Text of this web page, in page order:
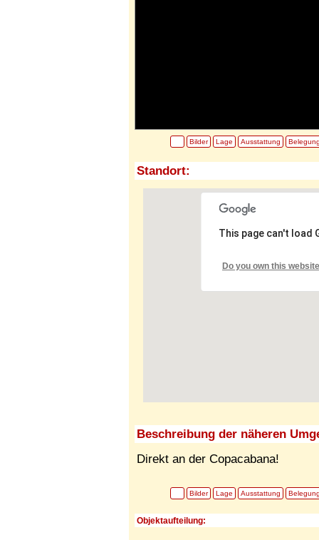
Bilder Lage Ausstattung
Standort:
This page can't load
Do you own this
Beschreibung der näheren
Direkt an der Copacabana!
Bilder Lage Ausstattung
Objektaufteilung: